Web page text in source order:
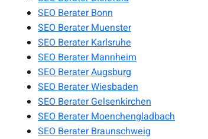
SEO Berater Bonn
SEO Berater Muenster
SEO Berater Karlsruhe
SEO Berater Mannheim
SEO Berater Augsburg
SEO Berater Wiesbaden
SEO Berater Gelsenkirchen
SEO Berater Moenchengladbach
SEO Berater Braunschweig